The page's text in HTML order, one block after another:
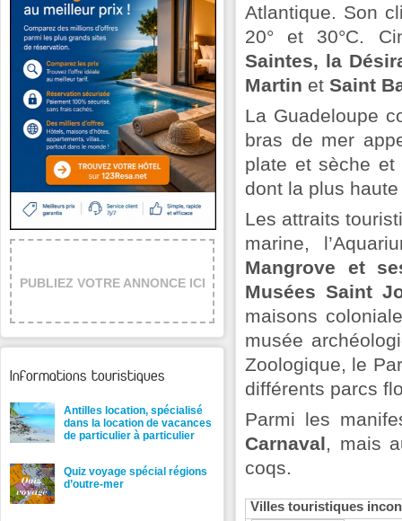
Atlantique. Son
20° et 30°C.
Saintes, la
Martin et Saint
La Guadeloupe
bras de mer
plate et sèche
dont la plus
Les attraits
marine,
Mangrove et
Musées Saint
maisons
musée
Zoologique, le
différents parcs
Parmi les
Carnaval, mais
coqs.
Villes touristiques
PUBLIEZ VOTRE ANNONCE ICI
Informations touristiques
Antilles location, spécialisé
dans la location de vacances
de particulier à particulier
Quiz voyage spécial régions
d’outre-mer